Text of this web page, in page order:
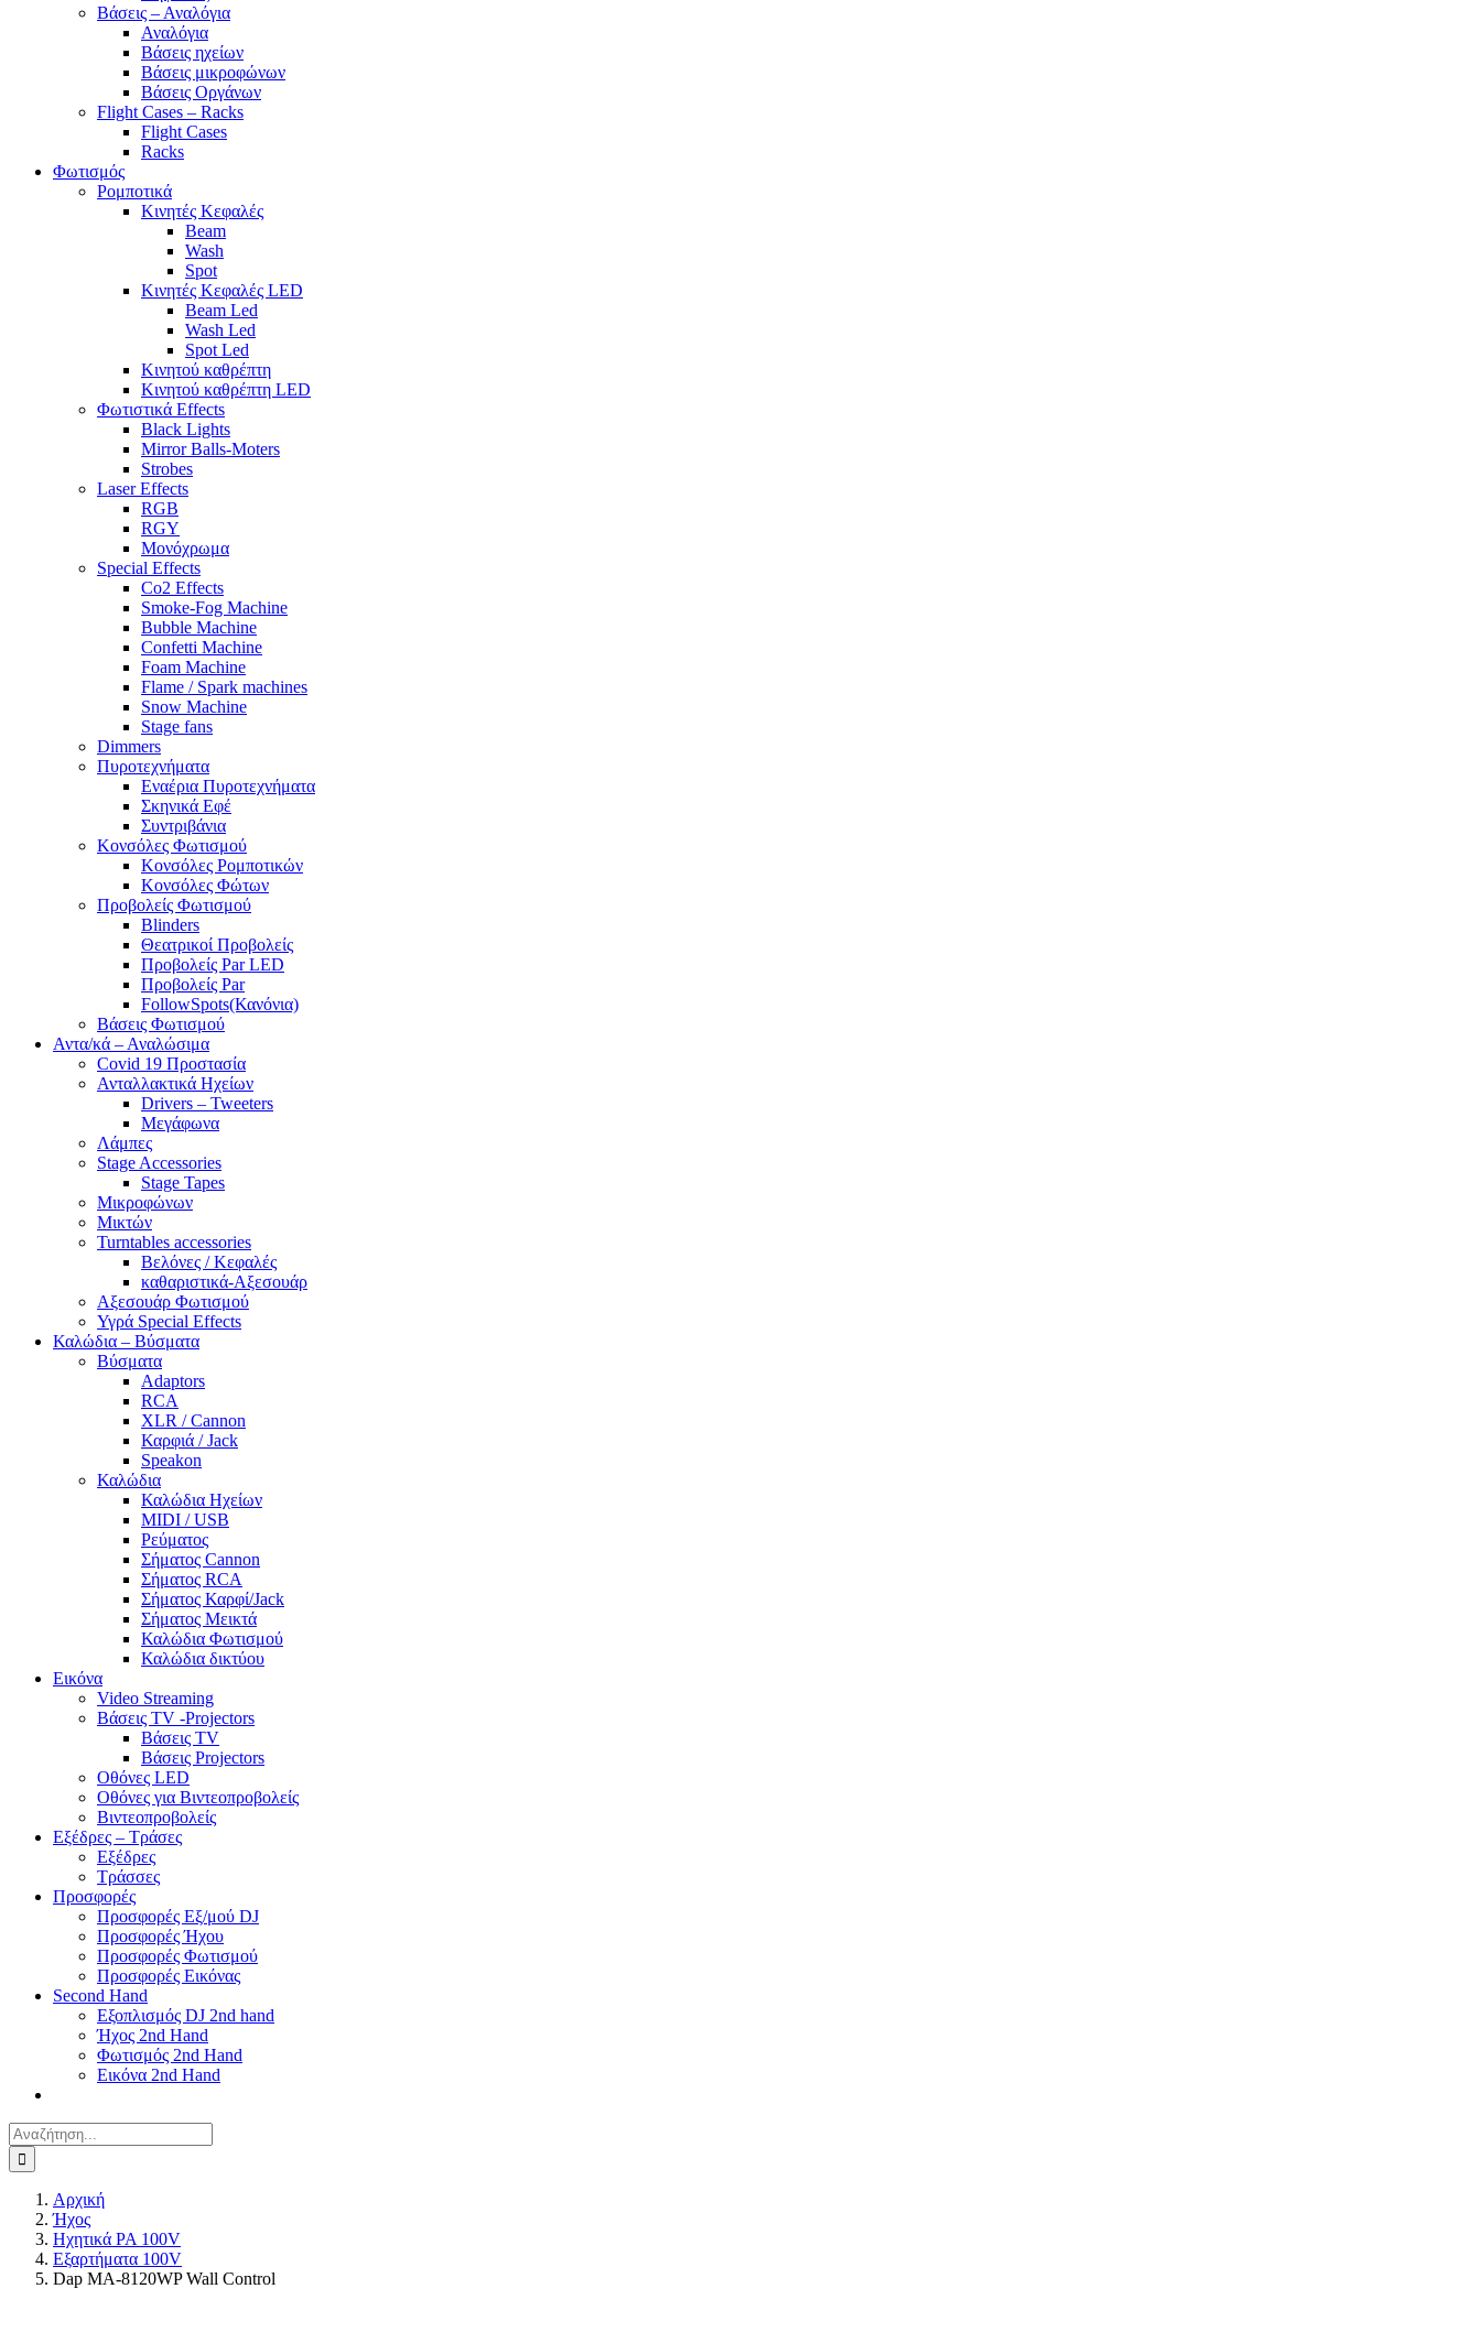
Βάσεις – Αναλόγια
Αναλόγια
Βάσεις ηχείων
Βάσεις μικροφώνων
Βάσεις Οργάνων
Flight Cases – Racks
Flight Cases
Racks
Φωτισμός
Ρομποτικά
Κινητές Κεφαλές
Beam
Wash
Spot
Κινητές Κεφαλές LED
Beam Led
Wash Led
Spot Led
Κινητού καθρέπτη
Κινητού καθρέπτη LED
Φωτιστικά Effects
Black Lights
Mirror Balls-Moters
Strobes
Laser Effects
RGB
RGY
Μονόχρωμα
Special Effects
Co2 Effects
Smoke-Fog Machine
Bubble Machine
Confetti Machine
Foam Machine
Flame / Spark machines
Snow Machine
Stage fans
Dimmers
Πυροτεχνήματα
Εναέρια Πυροτεχνήματα
Σκηνικά Εφέ
Συντριβάνια
Κονσόλες Φωτισμού
Κονσόλες Ρομποτικών
Κονσόλες Φώτων
Προβολείς Φωτισμού
Blinders
Θεατρικοί Προβολείς
Προβολείς Par LED
Προβολείς Par
FollowSpots(Κανόνια)
Βάσεις Φωτισμού
Αντα/κά – Αναλώσιμα
Covid 19 Προστασία
Ανταλλακτικά Ηχείων
Drivers – Tweeters
Μεγάφωνα
Λάμπες
Stage Accessories
Stage Tapes
Μικροφώνων
Μικτών
Turntables accessories
Βελόνες / Κεφαλές
καθαριστικά-Αξεσουάρ
Αξεσουάρ Φωτισμού
Υγρά Special Effects
Καλώδια – Βύσματα
Βύσματα
Adaptors
RCA
XLR / Cannon
Καρφιά / Jack
Speakon
Καλώδια
Καλώδια Ηχείων
MIDI / USB
Ρεύματος
Σήματος Cannon
Σήματος RCA
Σήματος Καρφί/Jack
Σήματος Μεικτά
Καλώδια Φωτισμού
Καλώδια δικτύου
Εικόνα
Video Streaming
Βάσεις TV -Projectors
Βάσεις TV
Βάσεις Projectors
Οθόνες LED
Οθόνες για Βιντεοπροβολείς
Βιντεοπροβολείς
Εξέδρες – Τράσες
Εξέδρες
Τράσσες
Προσφορές
Προσφορές Εξ/μού DJ
Προσφορές Ήχου
Προσφορές Φωτισμού
Προσφορές Εικόνας
Second Hand
Εξοπλισμός DJ 2nd hand
Ήχος 2nd Hand
Φωτισμός 2nd Hand
Εικόνα 2nd Hand
Αναζήτηση
για:
Αρχική
Ήχος
Ηχητικά PA 100V
Εξαρτήματα 100V
Dap MA-8120WP Wall Control